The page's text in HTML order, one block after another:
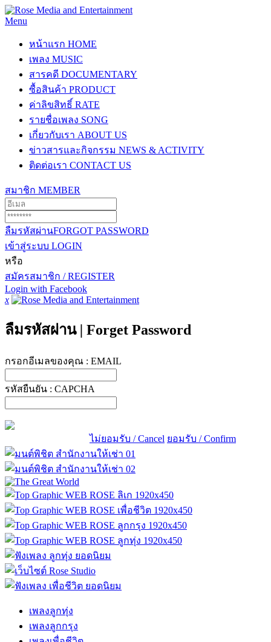
Menu
หน้าแรก HOME
เพลง MUSIC
สารคดี DOCUMENTARY
ซื้อสินค้า PRODUCT
ค่าลิขสิทธิ์ RATE
รายชื่อเพลง SONG
เกี่ยวกับเรา ABOUT US
ข่าวสารและกิจกรรม NEWS & ACTIVITY
ติดต่อเรา CONTACT US
สมาชิก MEMBER
ลืมรหัสผ่านFORGOT PASSWORD
เข้าสู่ระบบ LOGIN
หรือ
สมัครสมาชิก / REGISTER
Login with Facebook
x
ลืมรหัสผ่าน | Forget Password
กรอกอีเมลของคุณ : EMAIL
รหัสยืนยัน : CAPCHA
ไม่ยอมรับ / Cancel ยอมรับ / Confirm
เพลงลูกทุ่ง
เพลงลูกกรุง